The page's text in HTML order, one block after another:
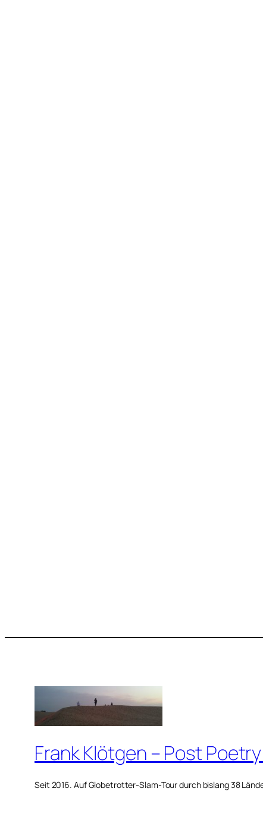
Frank Klötgen – Post
Seit 2016. Auf Globetrotter-Slam-Tour durch bislang 38